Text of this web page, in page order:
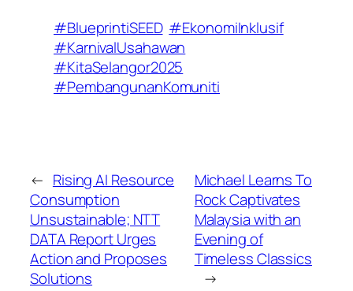
#BlueprintiSEED #EkonomiInklusif
#KarnivalUsahawan
#KitaSelangor2025
#PembangunanKomuniti
← Rising AI Resource
Consumption
Unsustainable; NTT
DATA Report Urges
Action and Proposes
Solutions
Michael Learns To
Rock Captivates
Malaysia with an
Evening of
Timeless Classics
→